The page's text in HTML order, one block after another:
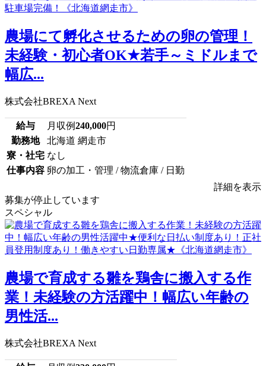
農場にて孵化させるための卵の管理！
未経験・初心者OK★若手～ミドルまで
幅広...
株式会社BREXA Next
給与 月収例240,000円
勤務地
北海道 網走市
寮・社宅 なし
仕事内容 卵の加工・管理 / 物流倉庫 / 日勤
詳細を表示
募集が停止しています
スペシャル
農場で育成する雛を鶏舎に搬入する作
業！未経験の方活躍中！幅広い年齢の
男性活...
株式会社BREXA Next